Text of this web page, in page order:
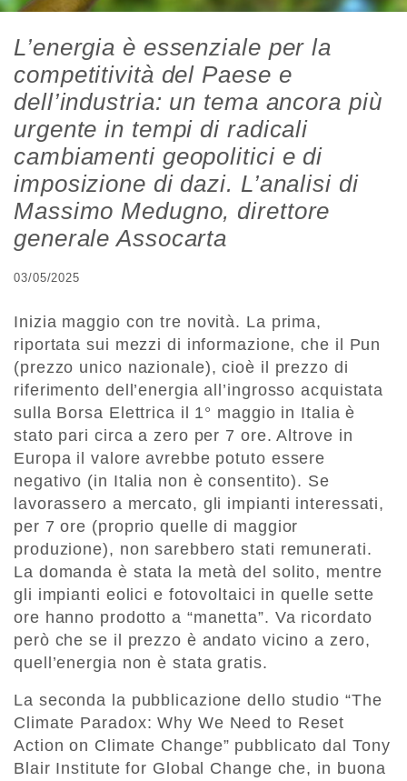
L’energia è essenziale per la
competitività del Paese e
dell’industria: un tema ancora più
urgente in tempi di radicali
cambiamenti geopolitici e di
imposizione di dazi. L’analisi di
Massimo Medugno, direttore
generale Assocarta
03/05/2025
Inizia maggio con tre novità. La prima,
riportata sui mezzi di informazione, che il Pun
(prezzo unico nazionale), cioè il prezzo di
riferimento dell’energia all’ingrosso acquistata
sulla Borsa Elettrica il 1° maggio in Italia è
stato pari circa a zero per 7 ore. Altrove in
Europa il valore avrebbe potuto essere
negativo (in Italia non è consentito). Se
lavorassero a mercato, gli impianti interessati,
per 7 ore (proprio quelle di maggior
produzione), non sarebbero stati remunerati.
La domanda è stata la metà del solito, mentre
gli impianti eolici e fotovoltaici in quelle sette
ore hanno prodotto a “manetta”. Va ricordato
però che se il prezzo è andato vicino a zero,
quell’energia non è stata gratis.
La seconda la pubblicazione dello studio “The
Climate Paradox: Why We Need to Reset
Action on Climate Change” pubblicato dal Tony
Blair Institute for Global Change che, in buona